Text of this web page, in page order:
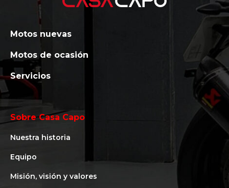
Motos nuevas
Motos de ocasión
Servicios
Sobre Casa Capo
Nuestra historia
Equipo
Misión, visión y valores